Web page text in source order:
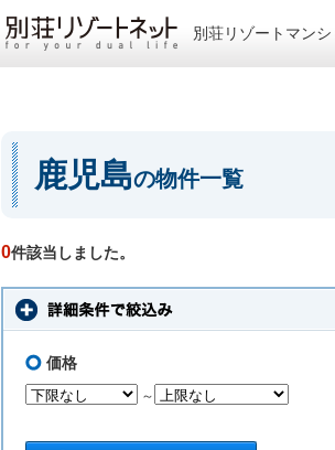
別荘リゾートマン
鹿児島の物件一覧
0件該当しました。
価格
～